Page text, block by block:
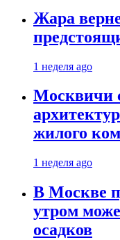
Жара
1 неделя ago
Москвичи
жилого
1 неделя ago
В Москве
утром
осадков